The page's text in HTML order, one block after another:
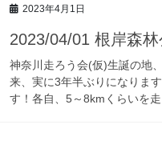
2023年4月1日
2023/04/01 根岸森
神奈川走ろう会(仮)生誕の地
来、実に3年半ぶりになりま
す！各自、5～8kmくらいを